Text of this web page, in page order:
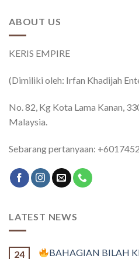
ABOUT US
KERIS EMPIRE
(Dimiliki oleh: Irfan Khadijah
No. 82, Kg Kota Lama Kanan,
Malaysia.
Sebarang pertanyaan:
LATEST NEWS
24 BAHAGIAN BILAH